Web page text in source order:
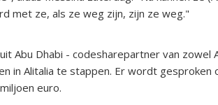
met ze, als ze weg zijn, zijn ze weg."
Abu Dhabi - codesharepartner van zowel
in Alitalia te stappen. Er wordt
euro.